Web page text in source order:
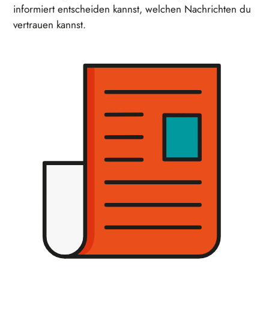
informiert entscheiden kannst, welchen Nachrichten du
vertrauen kannst.